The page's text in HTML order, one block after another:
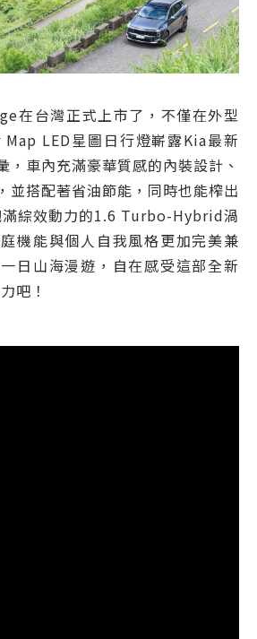
在台灣正式上市了，不僅在外型
LED星圖日行燈嶄露Kia最新
，車內充滿豪華質感的內裝設計、
並搭配著省油節能，同時也能榨出
綜效動力的1.6 Turbo-Hybrid渦
機能與個人自我風格更加完美兼
日山海漫遊，自在感受這部全新
吧！